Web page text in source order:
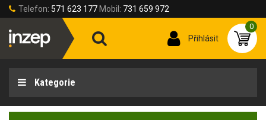
Telefon: 571 623 177 Mobil: 731 659 972
Přihlásit
0
Kategorie